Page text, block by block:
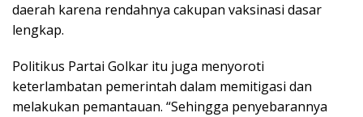
daerah karena rendahnya cakupan vaksinasi dasar
lengkap.
Politikus Partai Golkar itu juga menyoroti
keterlambatan pemerintah dalam memitigasi dan
melakukan pemantauan. “Sehingga penyebarannya